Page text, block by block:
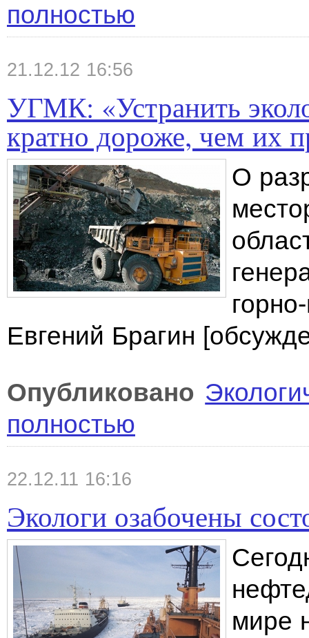
полностью
21.12.12 16:56
УГМК: «Устранить
кратно дороже, чем их
О
Евгений Брагин
Опубликовано
полностью
22.12.11 16:16
Экологи озабочены
мире